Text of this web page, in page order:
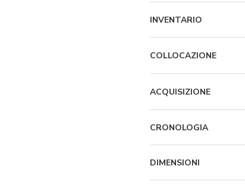
INVENTARIO
COLLOCAZIONE
ACQUISIZIONE
CRONOLOGIA
DIMENSIONI